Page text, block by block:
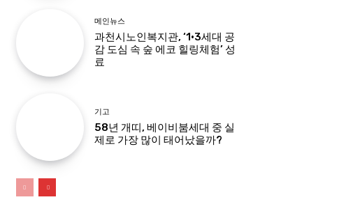
메인뉴스
과천시노인복지관, ‘1·3세대 공
감 도심 속 숲 에코 힐링체험’ 성
료
기고
58년 개띠, 베이비붐세대 중 실
제로 가장 많이 태어났을까?